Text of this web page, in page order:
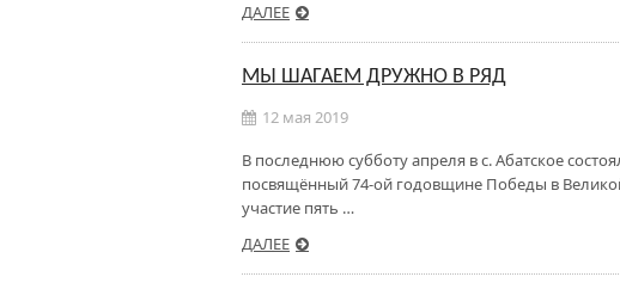
ДАЛЕЕ
МЫ ШАГАЕМ ДРУЖНО В РЯД
12 мая 2019
В последнюю субботу апреля в с. Абатское
посвящённый 74-ой годовщине Победы в
участие пять …
ДАЛЕЕ